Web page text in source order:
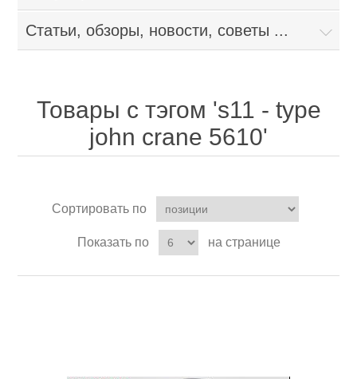
Статьи, обзоры, новости, советы ...
Товары с тэгом 's11 - type
john crane 5610'
Сортировать по
Показать по на странице